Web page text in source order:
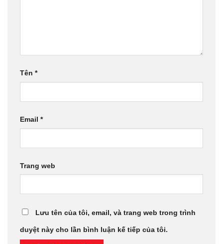
Tên *
Email *
Trang web
Lưu tên của tôi, email, và trang web trong trình
duyệt này cho lần bình luận kế tiếp của tôi.